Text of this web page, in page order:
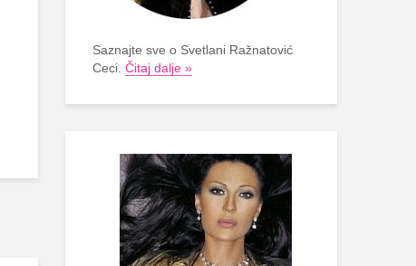
Saznajte sve o Svetlani Ražnatović
Ceci. Čitaj dalje »